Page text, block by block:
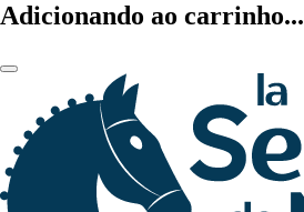
Adicionando ao carrinho...